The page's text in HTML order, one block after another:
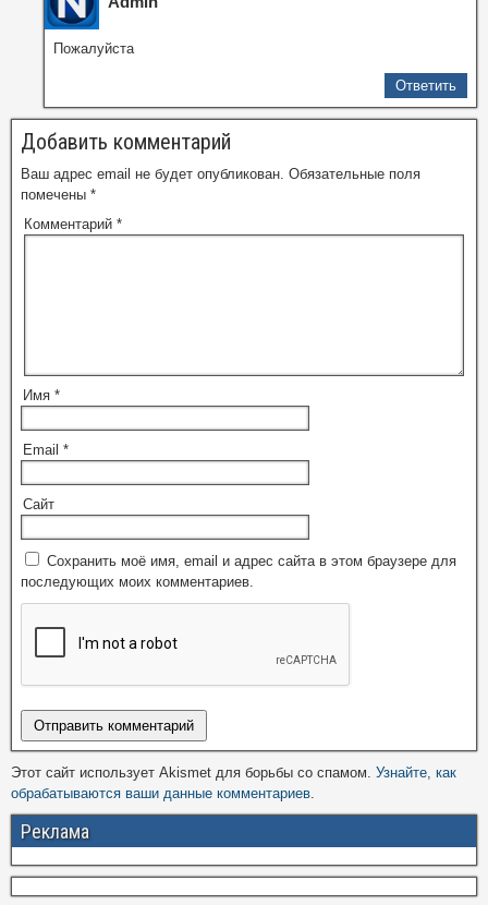
Пожалуйста
Ответить
Добавить комментарий
Ваш адрес email не будет опубликован. Обязательные поля
помечены *
Комментарий *
Имя *
Email *
Сайт
Сохранить моё имя, email и адрес сайта в этом браузере для
последующих моих комментариев.
Этот сайт использует Akismet для борьбы со спамом. Узнайте, как
обрабатываются ваши данные комментариев
Реклама